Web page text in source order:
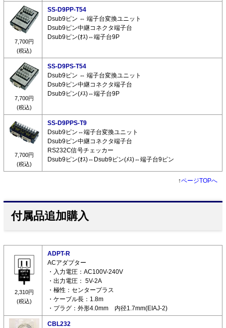
7,700円
(税込)
SS-D9PP-T54
Dsub9ピン ⇔ 端子台変換ユニット
Dsub9ピン中継コネクタ端子台
Dsub9ピン(ｵｽ)⇔端子台9P
7,700円
(税込)
SS-D9PS-T54
Dsub9ピン ⇔ 端子台変換ユニット
Dsub9ピン中継コネクタ端子台
Dsub9ピン(ﾒｽ)⇔端子台9P
7,700円
(税込)
SS-D9PPS-T9
Dsub9ピン⇔端子台変換ユニット
Dsub9ピン中継コネクタ端子台
RS232C信号チェッカー
Dsub9ピン(ｵｽ)⇔Dsub9ピン(ﾒｽ)⇔端子台9ピン
↑ページTOPへ
付属品追加購入
2,310円
(税込)
ADPT-R
ACアダプター
・入力電圧：AC100V-240V
・出力電圧： 5V-2A
・極性：センタープラス
・ケーブル長：1.8m
・プラグ：外形4.0mm 内径1.7mm(EIAJ-2)
CBL232